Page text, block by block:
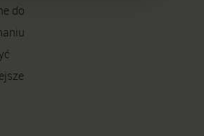
do